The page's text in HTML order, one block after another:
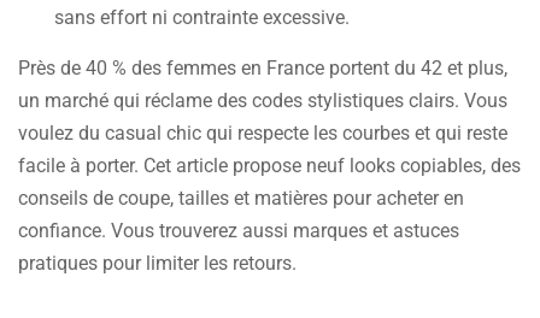
sans effort ni contrainte excessive.
Près de 40 % des femmes en France portent du 42 et plus,
un marché qui réclame des codes stylistiques clairs. Vous
voulez du casual chic qui respecte les courbes et qui reste
facile à porter. Cet article propose neuf looks copiables, des
conseils de coupe, tailles et matières pour acheter en
confiance. Vous trouverez aussi marques et astuces
pratiques pour limiter les retours.